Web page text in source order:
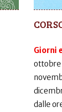
Giorni
ottobre
dalle